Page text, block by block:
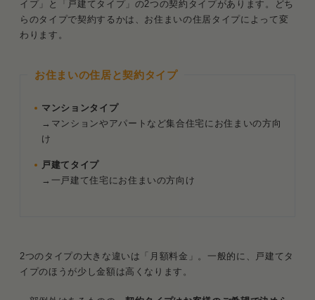
イプ」と「戸建てタイプ」の2つの契約タイプがあります。どち
らのタイプで契約するかは、お住まいの住居タイプによって変
わります。
お住まいの住居と契約タイプ
マンションタイプ
→マンションやアパートなど集合住宅にお住まいの方向
け
戸建てタイプ
→一戸建て住宅にお住まいの方向け
2つのタイプの大きな違いは「月額料金」。一般的に、戸建てタ
イプのほうが少し金額は高くなります。